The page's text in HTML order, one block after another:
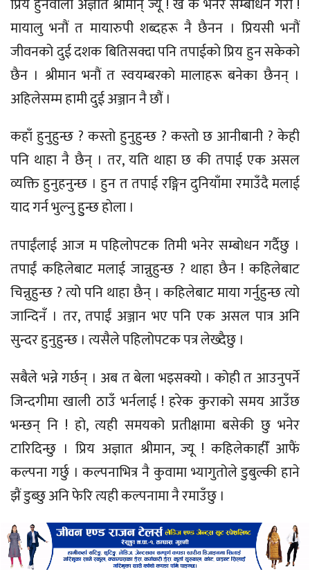
मायालु भनौं त मायारुपी शब्दहरू नै छैनन । प्रियसी भनौं
जीवनको दुई दशक बितिसक्दा पनि तपाईकाे प्रिय हुन सकेको
छैन । श्रीमान भनौं त स्वयम्बरकाे मालाहरू बनेका छैनन् ।
अहिलेसम्म हामी दुई अञ्जान नै छौं ।
कहाँ हुनुहुन्छ ? कस्ताे हुनुहुन्छ ? कस्तो छ आनीबानी ? केही
पनि थाहा नै छैन् । तर, यति थाहा छ की तपाई एक असल
व्यक्ति हुनुहनुन्छ । हुन त तपाई रङ्गिन दुनियाँमा रमाउँदै मलाई
याद गर्न भुल्नु हुुन्छ हाेला ।
तपाईंलाई आज म पहिलोपटक तिमी भनेर सम्बोधन गर्दैछु ।
तपाईं कहिलेबाट मलाई जान्नुहुन्छ ? थाहा छैन ! कहिलेबाट
चिन्नुहुन्छ ? त्यो पनि थाहा छैन् । कहिलेबाट माया गर्नुहुन्छ त्यो
जान्दिनँ । तर, तपाईं अञ्जान भए पनि एक असल पात्र अनि
सुन्दर हुनुहुन्छ । त्यसैले पहिलोपटक पत्र लेख्दैछु ।
सबैले भन्ने गर्छन् । अब त बेला भइसक्यो । कोही त आउनुपर्ने
जिन्दगीमा खाली ठाउँ भर्नलाई ! हरेक कुराको समय आउँछ
भन्छन् नि ! हो, त्यही समयको प्रतीक्षामा बसेकी छु भनेर
टारिदिन्छु । प्रिय अज्ञात श्रीमान, ज्यू ! कहिलेकाहीँ आफैं
कल्पना गर्छु । कल्पनाभित्र नै कुवामा भ्यागुतोले डुबुल्की हाने
झैं डुब्छु अनि फेरि त्यही कल्पनामा नै रमाउँछु ।